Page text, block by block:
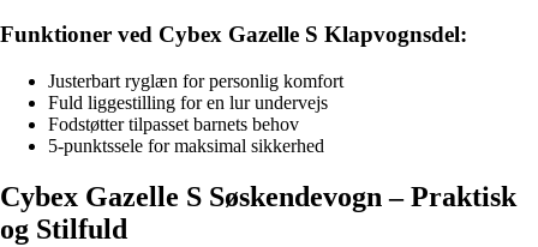
Funktioner ved Cybex Gazelle S Klapvognsdel:
Justerbart ryglæn for personlig komfort
Fuld liggestilling for en lur undervejs
Fodstøtter tilpasset barnets behov
5-punktssele for maksimal sikkerhed
Cybex Gazelle S Søskendevogn – Praktisk
og Stilfuld